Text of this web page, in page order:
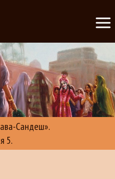
Сандеш».
5.